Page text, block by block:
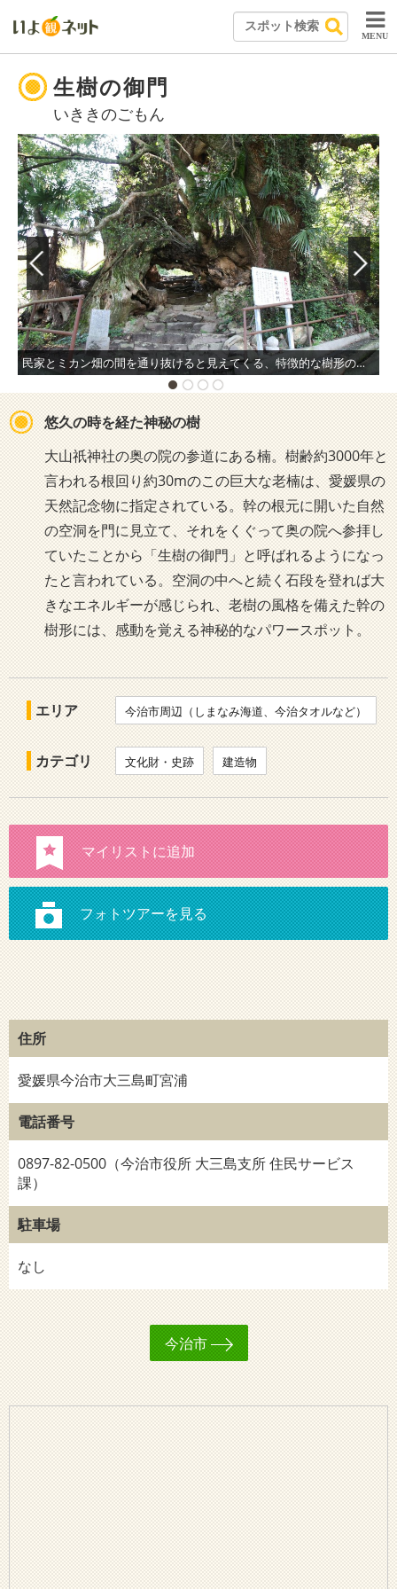
MENU
生樹の御門
いききのごもん
民家とミカン畑の間を通り抜けると見えてくる、特徴的な樹形の巨大な楠。
悠久の時を経た神秘の樹
大山祇神社の奥の院の参道にある楠。樹齢約3000年と
言われる根回り約30mのこの巨大な老楠は、愛媛県の
天然記念物に指定されている。幹の根元に開いた自然
の空洞を門に見立て、それをくぐって奥の院へ参拝し
ていたことから「生樹の御門」と呼ばれるようになっ
たと言われている。空洞の中へと続く石段を登れば大
きなエネルギーが感じられ、老樹の風格を備えた幹の
樹形には、感動を覚える神秘的なパワースポット。
エリア 今治市周辺（しまなみ海道、今治タオルなど）
カテゴリ 文化財・史跡 建造物
住所
愛媛県今治市大三島町宮浦
電話番号
0897-82-0500（今治市役所 大三島支所 住民サービス
課）
駐車場
なし
今治市